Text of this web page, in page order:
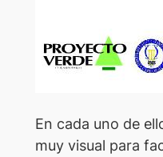
En cada uno de
muy visual para